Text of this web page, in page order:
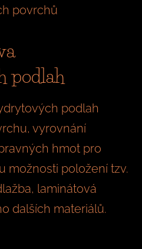
povrchů
podlah
podlah
vyrovnání
hmot pro
možnosti položení tzv.
laminátová
dalších materiálů.